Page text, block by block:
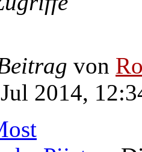
von
2014,